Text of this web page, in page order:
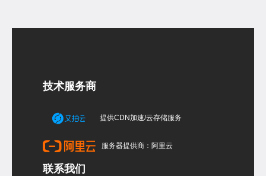
技术服务商
提供CDN加速/云存储服务
服务器提供商：阿里云
联系我们